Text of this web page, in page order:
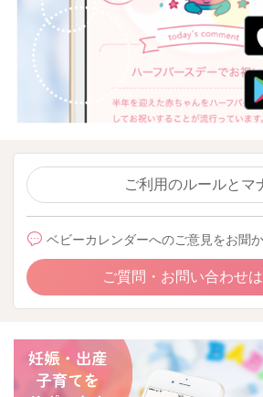
ご利用のルールとマ
ベビーカレンダーへのご意見をお聞
ご質問・お問い合わせ